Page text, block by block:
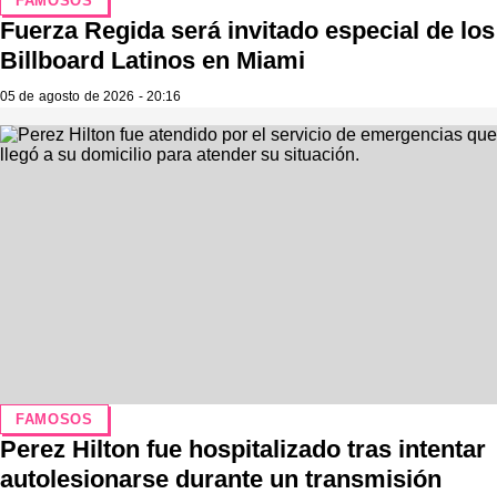
Fuerza Regida será invitado especial de los
Billboard Latinos en Miami
05 de agosto de 2026 - 20:16
FAMOSOS
Perez Hilton fue hospitalizado tras intentar
autolesionarse durante un transmisión